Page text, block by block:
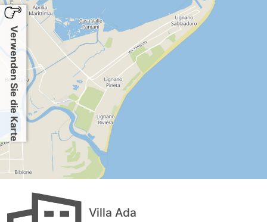
Verwenden Sie die Karte
Villa Ada